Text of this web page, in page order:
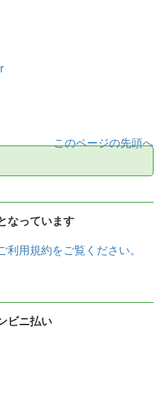
このページの先頭へ
なっています
利用規約をご覧ください。
ニ払い